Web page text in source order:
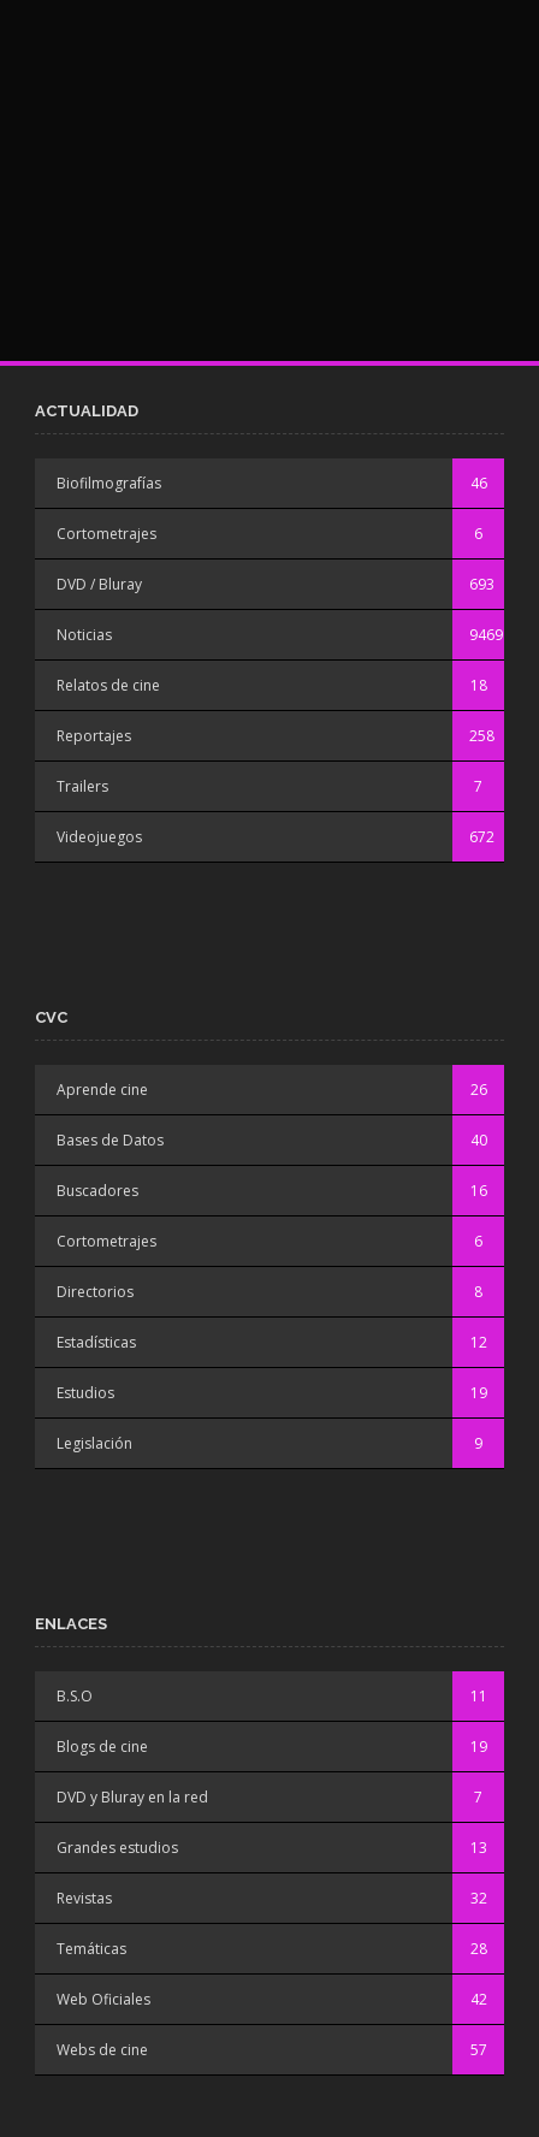
ACTUALIDAD
Biofilmografías 46
Cortometrajes 6
DVD / Bluray 693
Noticias 9469
Relatos de cine 18
Reportajes 258
Trailers 7
Videojuegos 672
CVC
Aprende cine 26
Bases de Datos 40
Buscadores 16
Cortometrajes 6
Directorios 8
Estadísticas 12
Estudios 19
Legislación 9
ENLACES
B.S.O 11
Blogs de cine 19
DVD y Bluray en la red 7
Grandes estudios 13
Revistas 32
Temáticas 28
Web Oficiales 42
Webs de cine 57